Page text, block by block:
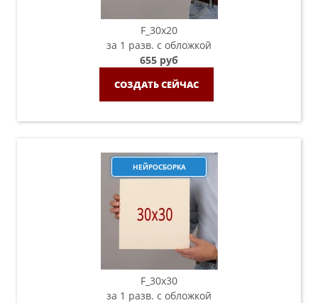
F_30х20
за 1 разв. с обложкой
655 руб
СОЗДАТЬ СЕЙЧАС
НЕЙРОСБОРКА
F_30х30
за 1 разв. с обложкой